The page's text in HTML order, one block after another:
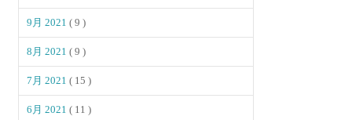
9月 2021( 9 )
8月 2021( 9 )
7月 2021( 15 )
6月 2021( 11 )